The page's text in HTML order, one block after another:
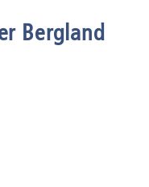
Bergland